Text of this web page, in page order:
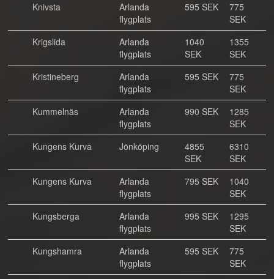
Knivsta
Arlanda
flygplats
595 SEK
775
SEK
Krigslida
Arlanda
flygplats
1040
SEK
1355
SEK
Kristineberg
Arlanda
flygplats
595 SEK
775
SEK
Kummelnäs
Arlanda
flygplats
990 SEK
1285
SEK
Kungens Kurva
Jönköping
4855
SEK
6310
SEK
Kungens Kurva
Arlanda
flygplats
795 SEK
1040
SEK
Kungsberga
Arlanda
flygplats
995 SEK
1295
SEK
Kungshamra
Arlanda
flygplats
595 SEK
775
SEK